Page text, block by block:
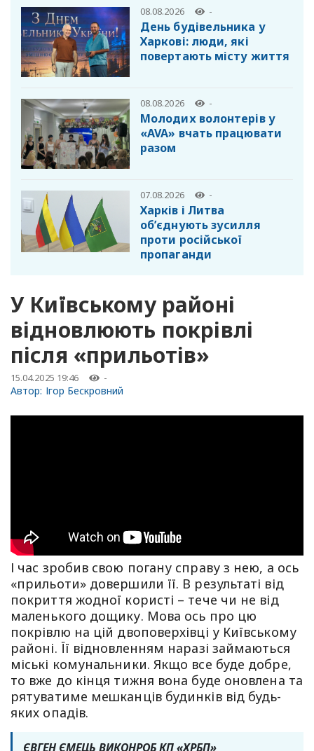
08.08.2026 -
День будівельника у
Харкові: люди, які
повертають місту життя
08.08.2026 -
Молодих волонтерів у
«AVA» вчать працювати
разом
07.08.2026 -
Харків і Литва
об’єднують зусилля
проти російської
пропаганди
У Київському районі
відновлюють покрівлі
після «прильотів»
15.04.2025 19:46 -
Автор: Ігор Бескровний
І час зробив свою погану справу з нею, а ось
«прильоти» довершили її. В результаті від
покриття жодної користі – тече чи не від
маленького дощику. Мова ось про цю
покрівлю на цій двоповерхівці у Київському
районі. Її відновленням наразі займаються
міські комунальники. Якщо все буде добре,
то вже до кінця тижня вона буде оновлена та
рятуватиме мешканців будинків від будь-
яких опадів.
ЄВГЕН ЄМЕЦЬ ВИКОНРОБ КП «ХРБП»